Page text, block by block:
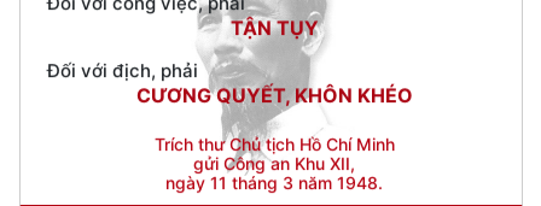
Trích thư Chủ tịch Hồ Chí Minh
gửi Công an Khu XII,
ngày 11 tháng 3 năm 1948.